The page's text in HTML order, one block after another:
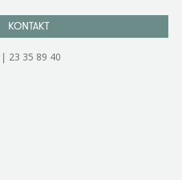
KONTAKT
23 35 89 40